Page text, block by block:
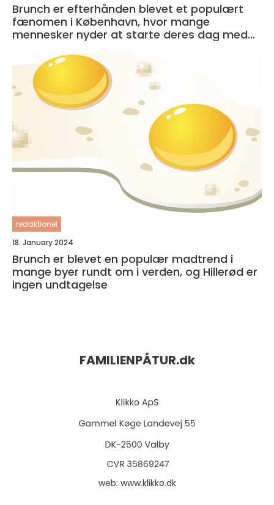
Brunch er efterhånden blevet et populært
fænomen i København, hvor mange
mennesker nyder at starte deres dag med
redaktionel
18. January 2024
Brunch er blevet en populær madtrend i
mange byer rundt om i verden, og Hillerød er
ingen undtagelse
FAMILIENPÅTUR.dk
web: www.klikko.dk